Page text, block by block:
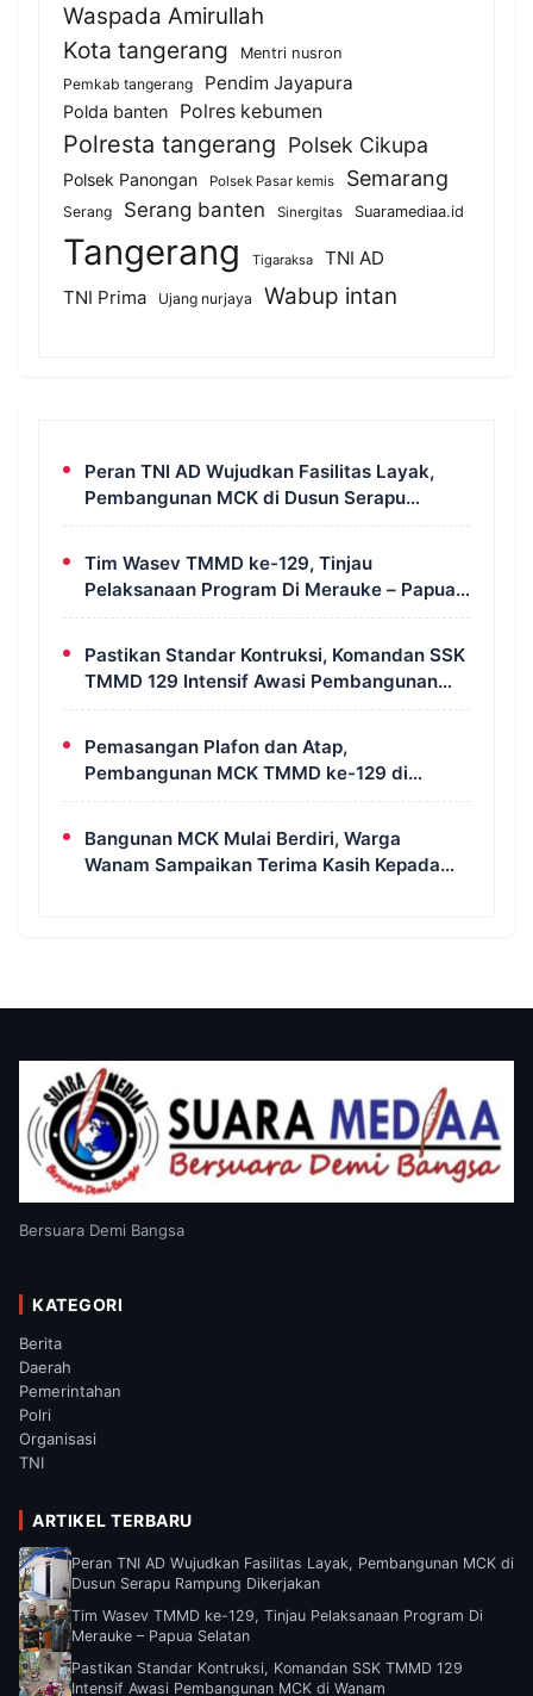
Waspada Amirullah
Kota tangerang
Mentri nusron
Pemkab tangerang
Pendim Jayapura
Polda banten Polres kebumen
Polresta tangerang Polsek Cikupa
Polsek Panongan Polsek Pasar kemis Semarang
Serang Serang banten Sinergitas Suaramediaa.id
Tangerang Tigaraksa
TNI AD
TNI Prima
Ujang nurjaya Wabup intan
Peran TNI AD Wujudkan Fasilitas Layak,
Pembangunan MCK di Dusun Serapu
Rampung Dikerjakan
Tim Wasev TMMD ke-129, Tinjau
Pelaksanaan Program Di Merauke – Papua
Selatan
Pastikan Standar Kontruksi, Komandan SSK
TMMD 129 Intensif Awasi Pembangunan
MCK di Wanam
Pemasangan Plafon dan Atap,
Pembangunan MCK TMMD ke-129 di
Kampung Wanam Hampir Rampung
Bangunan MCK Mulai Berdiri, Warga
Wanam Sampaikan Terima Kasih Kepada
Bersuara Demi Bangsa
KATEGORI
Berita
Daerah
Pemerintahan
Polri
Organisasi
TNI
ARTIKEL TERBARU
Peran TNI AD Wujudkan Fasilitas Layak, Pembangunan MCK di
Dusun Serapu Rampung Dikerjakan
Tim Wasev TMMD ke-129, Tinjau Pelaksanaan Program Di
Merauke – Papua Selatan
Pastikan Standar Kontruksi, Komandan SSK TMMD 129
Intensif Awasi Pembangunan MCK di Wanam